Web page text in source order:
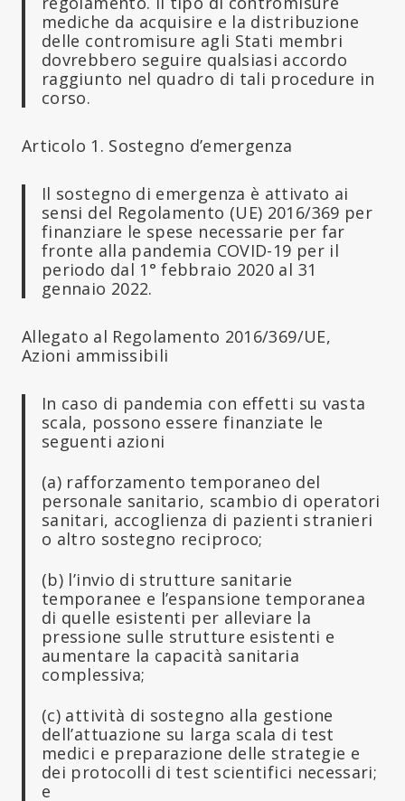
mediche da acquisire e la distribuzione
delle contromisure agli Stati membri
dovrebbero seguire qualsiasi accordo
raggiunto nel quadro di tali procedure in
corso.
Articolo 1. Sostegno d’emergenza
Il sostegno di emergenza è attivato ai
sensi del Regolamento (UE) 2016/369 per
finanziare le spese necessarie per far
fronte alla pandemia COVID-19 per il
periodo dal 1° febbraio 2020 al 31
gennaio 2022.
Allegato al Regolamento 2016/369/UE,
Azioni ammissibili
In caso di pandemia con effetti su vasta
scala, possono essere finanziate le
seguenti azioni
(a) rafforzamento temporaneo del
personale sanitario, scambio di operatori
sanitari, accoglienza di pazienti stranieri
o altro sostegno reciproco;
(b) l’invio di strutture sanitarie
temporanee e l’espansione temporanea
di quelle esistenti per alleviare la
pressione sulle strutture esistenti e
aumentare la capacità sanitaria
complessiva;
(c) attività di sostegno alla gestione
dell’attuazione su larga scala di test
medici e preparazione delle strategie e
dei protocolli di test scientifici necessari;
e